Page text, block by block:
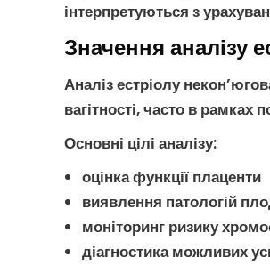
інтерпретуються з
Значення аналізу
Аналіз естріолу
вагітності, часто в рамках
Основні цілі аналізу:
оцінка функції плаценти
виявлення патологій
моніторинг ризику
діагностика можливих